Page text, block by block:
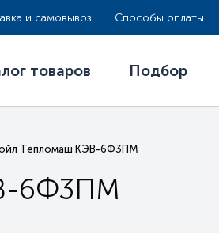
и самовывоз Способы оплаты
товаров Подбор
Тепломаш КЭВ-6Ф3ПМ
6Ф3ПМ